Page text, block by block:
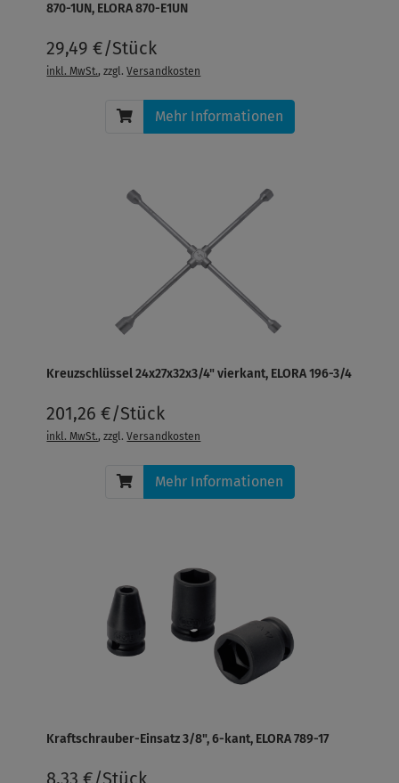
870-1UN, ELORA 870-E1UN
29,49 €/Stück
inkl. MwSt., zzgl.Versandkosten
Mehr Informationen
Kreuzschlüssel 24x27x32x3/4" vierkant, ELORA 196-3/4
201,26 €/Stück
inkl. MwSt., zzgl.Versandkosten
Mehr Informationen
Kraftschrauber-Einsatz 3/8", 6-kant, ELORA 789-17
8,33 €/Stück